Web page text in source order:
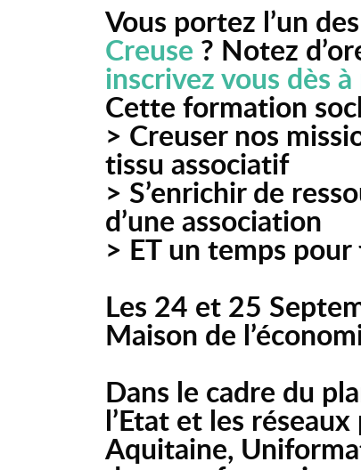
Vous portez l’un des
Creuse ? Notez
inscrivez vous dès
Cette formation
> Creuser nos
tissu associatif
> S’enrichir de
d’une association
> ET un temps
Les 24 et 25
Maison de
Dans le cadre du
l’Etat et les
Aquitaine,